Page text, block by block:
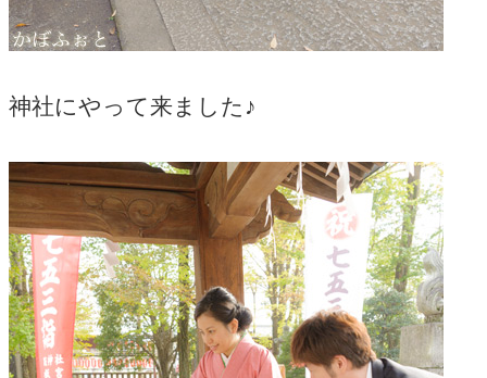
神社にやって来ました♪